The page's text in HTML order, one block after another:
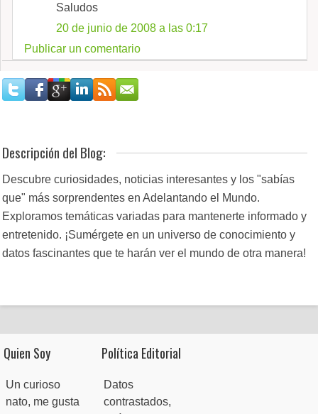
Saludos
20 de junio de 2008 a las 0:17
Publicar un comentario
Descripción del Blog:
Descubre curiosidades, noticias interesantes y los "sabías
que" más sorprendentes en Adelantando el Mundo.
Exploramos temáticas variadas para mantenerte informado y
entretenido. ¡Sumérgete en un universo de conocimiento y
datos fascinantes que te harán ver el mundo de otra manera!
Quien Soy
Un curioso
nato, me gusta
Política Editorial
Datos
contrastados,